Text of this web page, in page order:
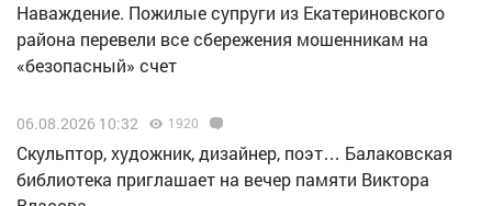
Наваждение. Пожилые супруги из Екатериновского
района перевели все сбережения мошенникам на
«безопасный» счет
06.08.2026 10:32 1920
Скульптор, художник, дизайнер, поэт… Балаковская
библиотека приглашает на вечер памяти Виктора